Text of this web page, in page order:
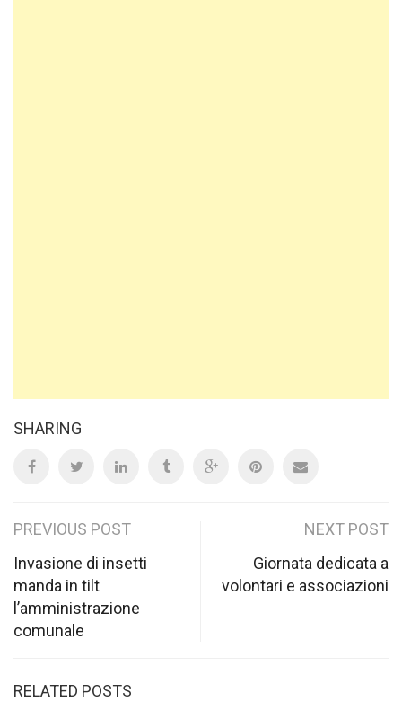
SHARING
Post
navigation
PREVIOUS POST
Invasione di insetti
manda in tilt
l’amministrazione
comunale
NEXT POST
Giornata dedicata a
volontari e associazioni
RELATED POSTS